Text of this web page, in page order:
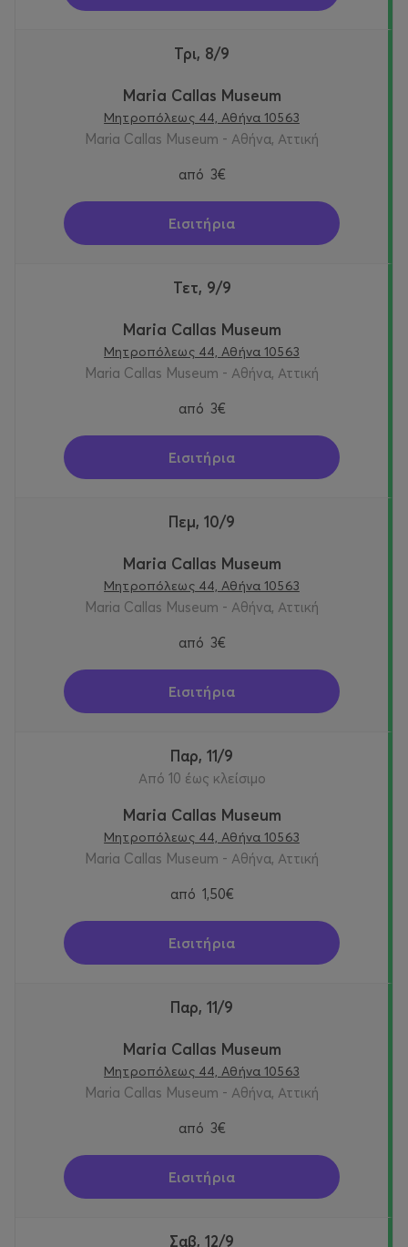
Τρι, 8/9
Maria Callas Museum
Μητροπόλεως 44, Αθήνα 10563
Maria Callas Museum - Αθήνα, Αττική
από 3€
Εισιτήρια
Τετ, 9/9
Maria Callas Museum
Μητροπόλεως 44, Αθήνα 10563
Maria Callas Museum - Αθήνα, Αττική
από 3€
Εισιτήρια
Πεμ, 10/9
Maria Callas Museum
Μητροπόλεως 44, Αθήνα 10563
Maria Callas Museum - Αθήνα, Αττική
από 3€
Εισιτήρια
Παρ, 11/9
Από 10 έως κλείσιμο
Maria Callas Museum
Μητροπόλεως 44, Αθήνα 10563
Maria Callas Museum - Αθήνα, Αττική
από 1,50€
Εισιτήρια
Παρ, 11/9
Maria Callas Museum
Μητροπόλεως 44, Αθήνα 10563
Maria Callas Museum - Αθήνα, Αττική
από 3€
Εισιτήρια
Σαβ, 12/9